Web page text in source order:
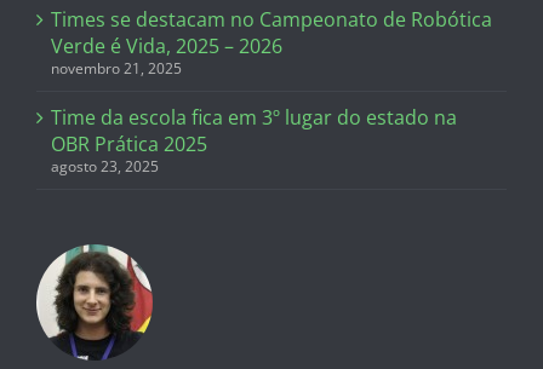
Times se destacam no Campeonato de Robótica
Verde é Vida, 2025 – 2026
novembro 21, 2025
Time da escola fica em 3º lugar do estado na
OBR Prática 2025
agosto 23, 2025